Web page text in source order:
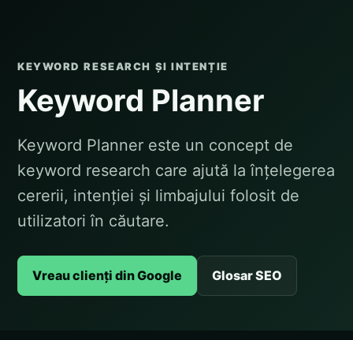
KEYWORD RESEARCH ȘI INTENȚIE
Keyword Planner
Keyword Planner este un concept de
keyword research care ajută la înțelegerea
cererii, intenției și limbajului folosit de
utilizatori în căutare.
Vreau clienți din Google Glosar SEO